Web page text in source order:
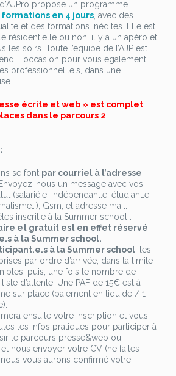
propose un programme
formations en 4 jours , avec des
et des formations inédites. Elle est
résidentielle ou non, il y a un apéro et
les soirs. Toute l’équipe de l’AJP est
L’occasion pour vous également
professionnel.le.s, dans une
écrite et web » est complet
dans le parcours 2
se font par courriel à l’adresse
Envoyez-nous un message avec vos
(salarié.e, indépendant.e, étudiant.e
Gsm, et adresse mail.
inscrit.e à la Summer school :
et gratuit est en effet réservé
à la Summer school.
à la Summer school , les
par ordre d’arrivée, dans la limite
puis, une fois le nombre de
d’attente. Une PAF de 15€ est à
sur place (paiement en liquide / 1
ensuite votre inscription et vous
les infos pratiques pour participer à
le parcours presse&web ou
nous envoyer votre CV (ne faites
vous aurons confirmé votre